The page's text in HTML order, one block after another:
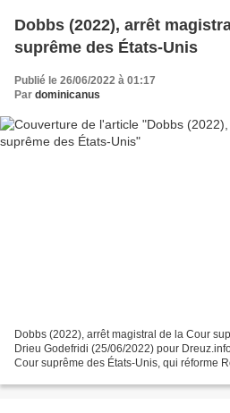
Dobbs (2022), arrêt
suprême des États-Unis
Publié le 26/06/2022 à 01:17
Par dominicanus
Dobbs (2022), arrêt magistral de la Cour
Drieu Godefridi (25/06/2022) pour
Cour suprême des États-Unis, qui réforme